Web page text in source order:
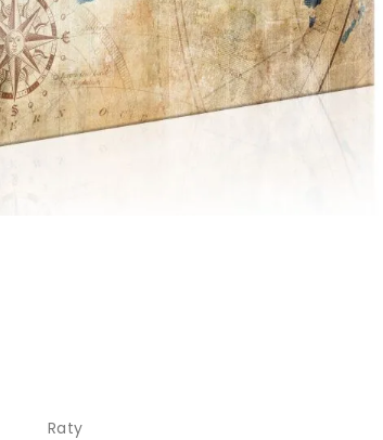
Raty